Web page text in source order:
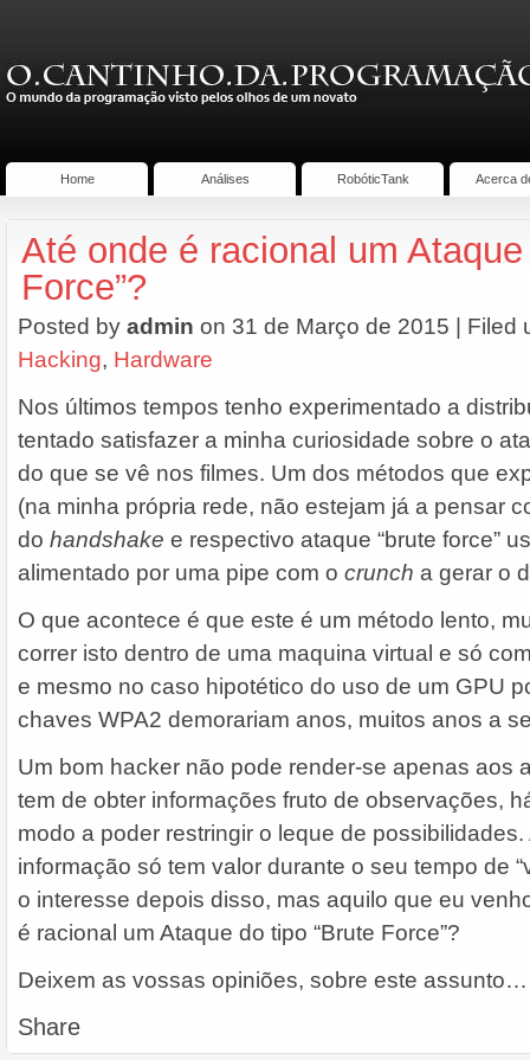
Home Análises RobóticTank Acerca
Até onde é racional um
Force”?
Posted by admin on 31 de Março de 2015 | Filed
Hacking, Hardware
Nos últimos tempos tenho experimentado a
tentado satisfazer a minha curiosidade sobre o
do que se vê nos filmes. Um dos métodos que
(na minha própria rede, não estejam já a pensar
do handshake e respectivo ataque “brute force”
alimentado por uma pipe com o crunch a gerar o
O que acontece é que este é um método lento,
correr isto dentro de uma maquina virtual e só
e mesmo no caso hipotético do uso de um GPU
chaves WPA2 demorariam anos, muitos anos a
Um bom hacker não pode render-se apenas aos
tem de obter informações fruto de observações,
modo a poder restringir o leque de
informação só tem valor durante o seu tempo de
o interesse depois disso, mas aquilo que eu
é racional um Ataque do tipo “Brute Force”?
Deixem as vossas opiniões, sobre este
Share